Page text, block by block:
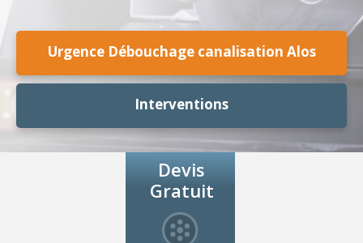
Urgence Débouchage canalisation Alos
Interventions
Devis
Gratuit